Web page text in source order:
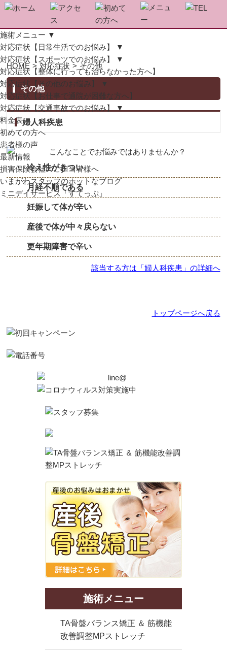
施術メニュー ▼
対応症状【日常生活でのお悩み】
▼
対応症状【スポーツでのお悩み】
▼
対応症状【整体に行っても治らなかった方へ】
対応症状【その他のお悩み】
▼
対応症状【お仕事で通院が困難な方へ】
対応症状【交通事故でのお悩み】
▼
料金表
初めての方へ
患者様の声
最新情報
損害保険会社のご担当者様へ
いまがわスタッフのホットなブログ
ミニデイサービス「すてっぷ」
HOME > 対応症状 > その他
その他
婦人科疾患
冷え性がきつい
月経不順である
妊娠して体が辛い
産後で体が中々戻らない
更年期障害で辛い
該当する方は「婦人科疾患」の詳細へ
トップページへ戻る
施術メニュー
TA骨盤バランス矯正 ＆ 筋機能
改善調整MPストレッチ